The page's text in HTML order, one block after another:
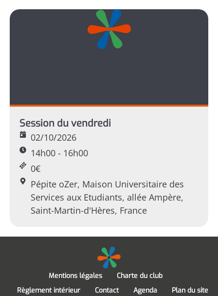
Session du vendredi
02/10/2026
14h00 - 16h00
0€
Pépite oZer, Maison Universitaire des
Services aux Etudiants, allée Ampère,
Saint-Martin-d'Hères, France
Mentions légales
Charte du club
Règlement intérieur
Contact Agenda Plan du site